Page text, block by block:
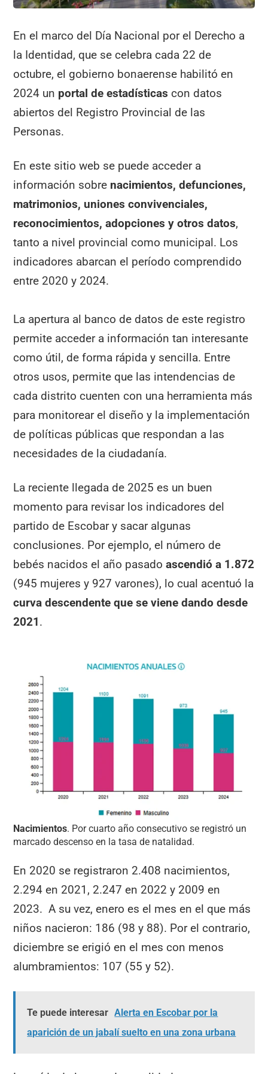
En el marco del Día Nacional por el Derecho a
la Identidad, que se celebra cada 22 de
octubre, el gobierno bonaerense habilitó en
2024 un portal de estadísticas con datos
abiertos del Registro Provincial de las
Personas.
En este sitio web se puede acceder a
información sobre nacimientos, defunciones,
matrimonios, uniones convivenciales,
reconocimientos, adopciones y otros datos,
tanto a nivel provincial como municipal. Los
indicadores abarcan el período comprendido
entre 2020 y 2024.
La apertura al banco de datos de este registro
permite acceder a información tan interesante
como útil, de forma rápida y sencilla. Entre
otros usos, permite que las intendencias de
cada distrito cuenten con una herramienta más
para monitorear el diseño y la implementación
de políticas públicas que respondan a las
necesidades de la ciudadanía.
La reciente llegada de 2025 es un buen
momento para revisar los indicadores del
partido de Escobar y sacar algunas
conclusiones. Por ejemplo, el número de
bebés nacidos el año pasadoascendió a 1.872
(945 mujeres y 927 varones), lo cual acentuó la
curva descendente que se viene dando desde
2021.
Nacimientos. Por cuarto año consecutivo se registró un
marcado descenso en la tasa de natalidad.
En 2020 se registraron 2.408 nacimientos,
2.294 en 2021, 2.247 en 2022 y 2009 en
2023. A su vez, enero es el mes en el que más
niños nacieron: 186 (98 y 88). Por el contrario,
diciembre se erigió en el mes con menos
alumbramientos: 107 (55 y 52).
Te puede interesar Alerta en Escobar por la
aparición de un jabalí suelto en una zona urbana